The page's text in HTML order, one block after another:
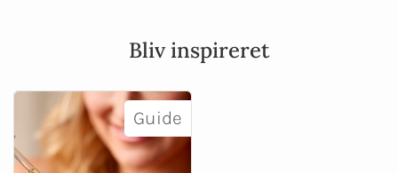
Bliv inspireret
Guide